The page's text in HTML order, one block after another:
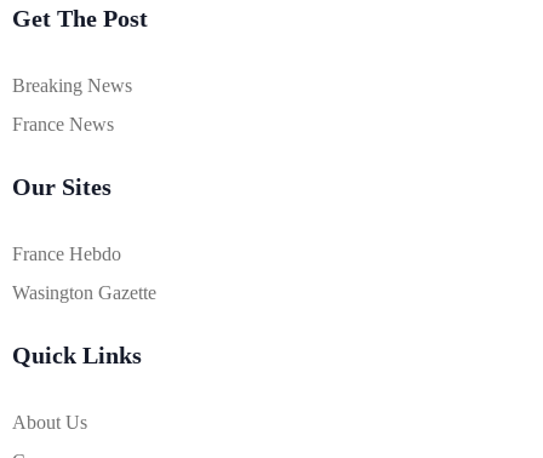
Get The Post
Breaking News
France News
Our Sites
France Hebdo
Wasington Gazette
Quick Links
About Us